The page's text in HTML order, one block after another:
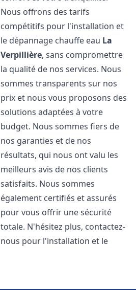
Nous offrons des tarifs
compétitifs pour l'installation et
le dépannage chauffe eau La
Verpillière, sans compromettre
la qualité de nos services. Nous
sommes transparents sur nos
prix et nous vous proposons des
solutions adaptées à votre
budget. Nous sommes fiers de
nos garanties et de nos
résultats, qui nous ont valu les
meilleurs avis de nos clients
satisfaits. Nous sommes
également certifiés et assurés
pour vous offrir une sécurité
totale. N'hésitez plus, contactez-
nous pour l'installation et le